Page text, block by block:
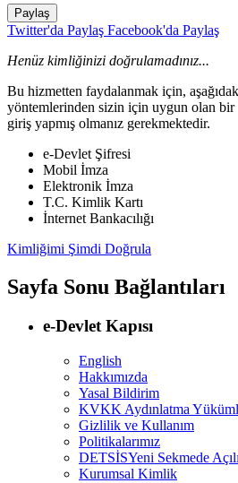
Paylaş
Twitter'da Paylaş Facebook'da Paylaş
Henüz kimliğinizi doğrulamadınız...
Bu hizmetten faydalanmak için,
yöntemlerinden sizin için uygun olan bir
giriş yapmış olmanız gerekmektedir.
e-Devlet Şifresi
Mobil İmza
Elektronik İmza
T.C. Kimlik Kartı
İnternet Bankacılığı
Kimliğimi Şimdi Doğrula
Sayfa Sonu Bağlantıları
e-Devlet Kapısı
English
Hakkımızda
Yasal Bildirim
KVKK Aydınlatma
Gizlilik ve Kullanım
Politikalarımız
DETSİSYeni Sekmede
Kurumsal Kimlik